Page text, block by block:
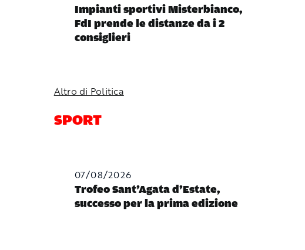
Impianti sportivi Misterbianco,
FdI prende le distanze da i 2
consiglieri
Altro di Politica
SPORT
07/08/2026
Trofeo Sant’Agata d’Estate,
successo per la prima edizione